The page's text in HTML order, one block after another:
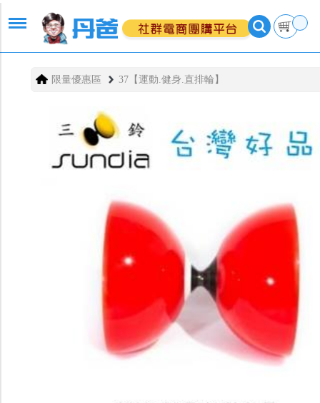
限量優惠區 37【運動.健身.直排輪】